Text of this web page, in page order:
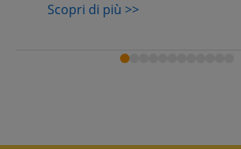
Scopri di più >>